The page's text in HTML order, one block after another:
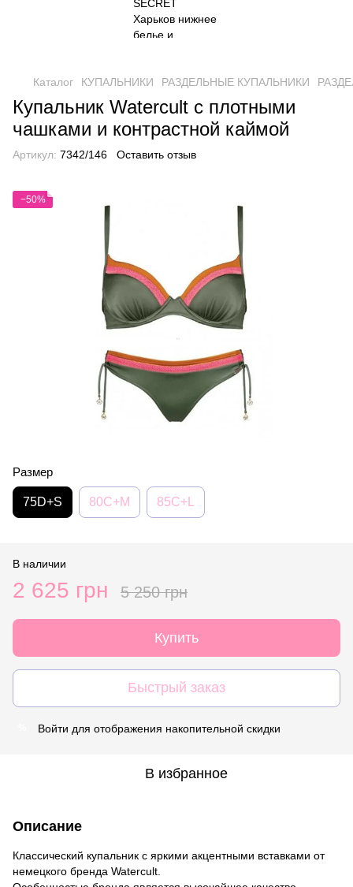
Каталог КУПАЛЬНИКИ РАЗДЕЛЬНЫЕ КУПАЛЬНИКИ
Купальник Watercult с плотными
чашками и контрастной каймой
Артикул: 7342/146 Оставить отзыв
−50%
Размер
75D+S 80C+M 85C+L
В наличии
2 625 грн 5 250 грн
Купить
Быстрый заказ
Войти для отображения накопительной скидки
В избранное
Описание
Классический купальник с яркими акцентными вставками от
немецкого бренда Watercult.